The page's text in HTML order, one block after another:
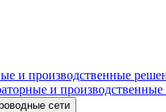
и производственные
и
сети